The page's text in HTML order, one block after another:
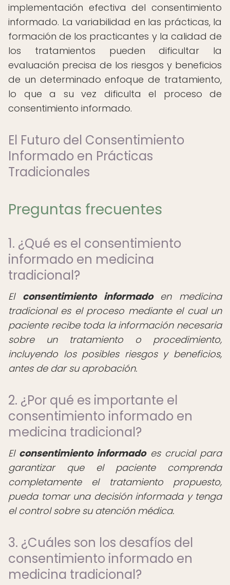
implementación efectiva del consentimiento
informado. La variabilidad en las prácticas, la
formación de los practicantes y la calidad de
los tratamientos pueden dificultar la
evaluación precisa de los riesgos y beneficios
de un determinado enfoque de tratamiento,
lo que a su vez dificulta el proceso de
consentimiento informado.
El Futuro del Consentimiento
Informado en Prácticas
Tradicionales
Preguntas frecuentes
1. ¿Qué es el consentimiento
informado en medicina
tradicional?
El consentimiento informadoen medicina
tradicional es el proceso mediante el cual un
paciente recibe toda la información necesaria
sobre un tratamiento o procedimiento,
incluyendo los posibles riesgos y beneficios,
antes de dar su aprobación.
2. ¿Por qué es importante el
consentimiento informado en
medicina tradicional?
El consentimiento informadoes crucial para
garantizar que el paciente comprenda
completamente el tratamiento propuesto,
pueda tomar una decisión informada y tenga
el control sobre su atención médica.
3. ¿Cuáles son los desafíos del
consentimiento informado en
medicina tradicional?